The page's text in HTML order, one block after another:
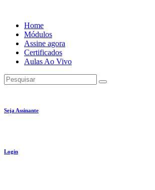
conteúdo
Home
Módulos
Assine agora
Certificados
Aulas Ao Vivo
Pesquisar
Seja Assinante
Login